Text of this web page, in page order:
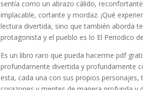
sentía como un abrazo cálido,
implacable, cortante y mordaz. ¡Qué
lectura divertida, sino que también aborda
protagonista y el pueblo es lo El Periodico
Es un libro raro que pueda hacerme pdf
profundamente divertida y profundamente
esta, cada una con sus propios